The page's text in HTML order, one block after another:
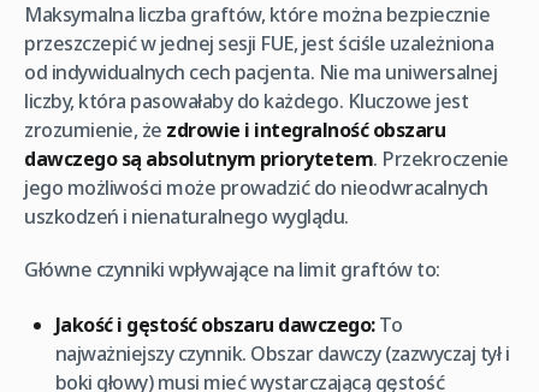
Maksymalna liczba graftów, które można bezpiecznie
przeszczepić w jednej sesji FUE, jest ściśle uzależniona
od indywidualnych cech pacjenta. Nie ma uniwersalnej
liczby, która pasowałaby do każdego. Kluczowe jest
zrozumienie, że zdrowie i integralność obszaru
dawczego są absolutnym priorytetem. Przekroczenie
jego możliwości może prowadzić do nieodwracalnych
uszkodzeń i nienaturalnego wyglądu.
Główne czynniki wpływające na limit graftów to:
Jakość i gęstość obszaru dawczego:To
najważniejszy czynnik. Obszar dawczy (zazwyczaj tył i
boki głowy) musi mieć wystarczającą gęstość